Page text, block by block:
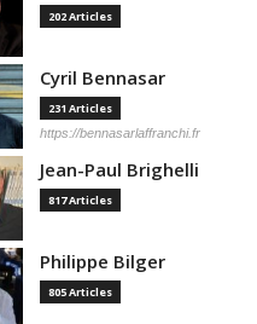
202 Articles
Cyril Bennasar
231 Articles
https://bennasarlaffranchi.fr
Jean-Paul Brighelli
817 Articles
Philippe Bilger
805 Articles